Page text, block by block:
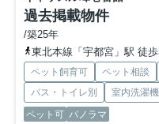
過去掲載物件
/築25年
東北本線「宇都宮」駅 徒
ペット飼育可 ペット相談
バス・トイレ別
室内洗濯
ペット可 パノラマ